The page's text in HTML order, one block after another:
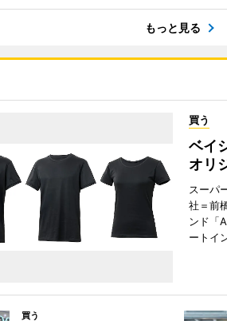
もっと見る
買う
ベイ
オリ
スーパ
社＝前
ンド「
ートイ
買う